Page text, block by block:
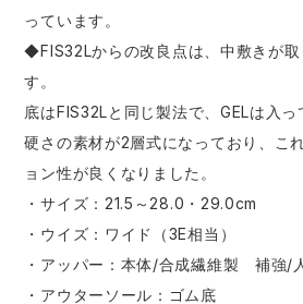
っています。
◆FIS32Lからの改良点は、中敷きが
す。
底はFIS32Lと同じ製法で、GELは入
硬さの素材が2層式になっており、こ
ョン性が良くなりました。
・サイズ：21.5～28.0・29.0cm
・ウイズ：ワイド（3E相当）
・アッパー：本体/合成繊維製 補強/
・アウターソール：ゴム底